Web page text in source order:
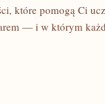
które pomogą Ci
— i w którym